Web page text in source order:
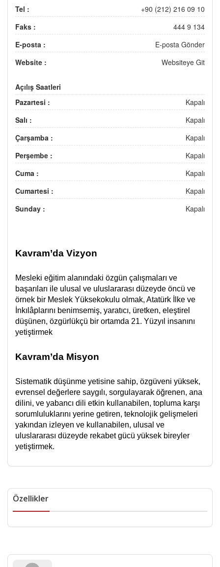
Tel :
+90 (212) 216 09 10
Faks :
444 9 134
E-posta :
E-posta Gönder
Website :
Websiteye Git
Açılış Saatleri
Pazartesi :
Kapalı
Salı :
Kapalı
Çarşamba :
Kapalı
Perşembe :
Kapalı
Cuma :
Kapalı
Cumartesi :
Kapalı
Sunday :
Kapalı
Kavram’da Vizyon
Mesleki eğitim alanındaki özgün çalışmaları ve
başarıları ile ulusal ve uluslararası düzeyde öncü ve
örnek bir Meslek Yüksekokulu olmak, Atatürk İlke ve
İnkılâplarını benimsemiş, yaratıcı, üretken, eleştirel
düşünen, özgürlükçü bir ortamda 21. Yüzyıl insanını
yetiştirmek
Kavram’da Misyon
Sistematik düşünme yetisine sahip, özgüveni yüksek,
evrensel değerlere saygılı, sorgulayarak öğrenen, ana
dilini, ve yabancı dili etkin kullanabilen, topluma karşı
sorumluluklarını yerine getiren, teknolojik gelişmeleri
yakından izleyen ve kullanabilen, ulusal ve
uluslararası düzeyde rekabet gücü yüksek bireyler
yetiştirmek.
Özellikler